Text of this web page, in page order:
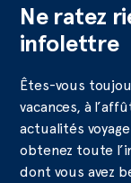
Ne ratez
infolettre
Êtes-vous
vacances, à
actualités
obtenez toute
dont vous avez